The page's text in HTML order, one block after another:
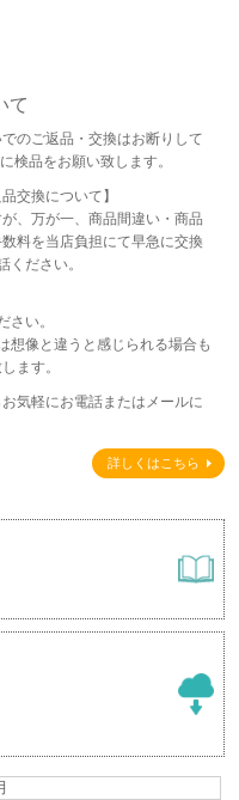
て
のご返品・交換はお断りして
検品をお願い致します。
交換について】
、万が一、商品間違い・商品
料を当店負担にて早急に交換
ください。
さい。
想像と違うと感じられる場合も
ます。
気軽にお電話またはメールに
詳しくはこちら